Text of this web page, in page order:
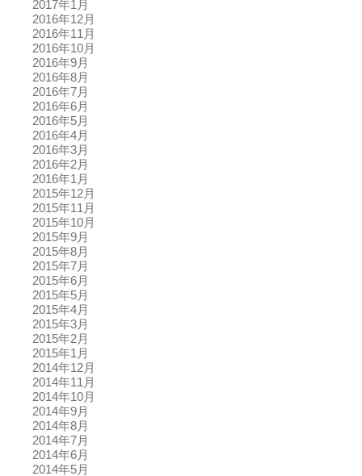
2017年1月
2016年12月
2016年11月
2016年10月
2016年9月
2016年8月
2016年7月
2016年6月
2016年5月
2016年4月
2016年3月
2016年2月
2016年1月
2015年12月
2015年11月
2015年10月
2015年9月
2015年8月
2015年7月
2015年6月
2015年5月
2015年4月
2015年3月
2015年2月
2015年1月
2014年12月
2014年11月
2014年10月
2014年9月
2014年8月
2014年7月
2014年6月
2014年5月